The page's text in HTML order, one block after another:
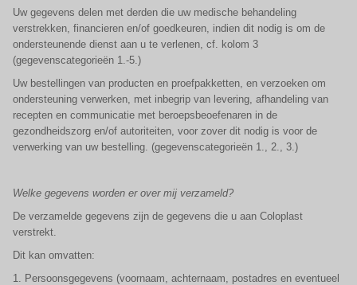
Uw gegevens delen met derden die uw medische behandeling
verstrekken, financieren en/of goedkeuren, indien dit nodig is om de
ondersteunende dienst aan u te verlenen, cf. kolom 3
(gegevenscategorieën 1.-5.)
Uw bestellingen van producten en proefpakketten, en verzoeken om
ondersteuning verwerken, met inbegrip van levering, afhandeling van
recepten en communicatie met beroepsbeoefenaren in de
gezondheidszorg en/of autoriteiten, voor zover dit nodig is voor de
verwerking van uw bestelling. (gegevenscategorieën 1., 2., 3.)
Welke gegevens worden er over mij verzameld?
De verzamelde gegevens zijn de gegevens die u aan Coloplast
verstrekt.
Dit kan omvatten:
1. Persoonsgegevens (voornaam, achternaam, postadres en eventueel